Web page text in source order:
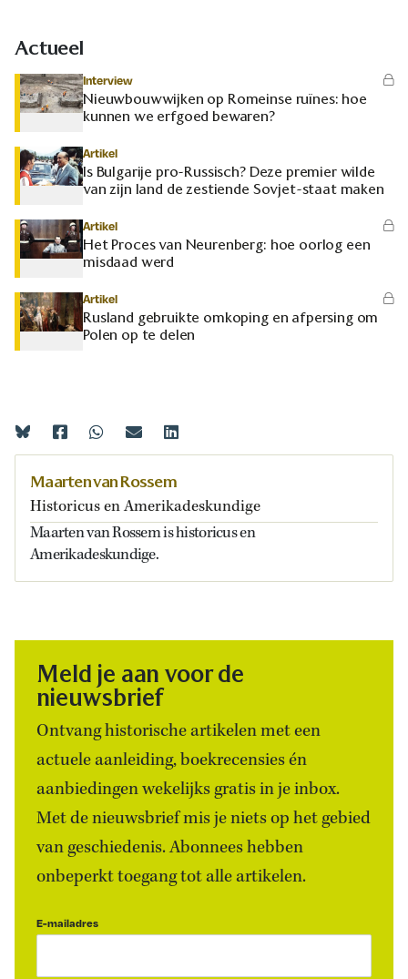
Actueel
Interview
Nieuwbouwwijken op Romeinse ruïnes: hoe
kunnen we erfgoed bewaren?
Artikel
Is Bulgarije pro-Russisch? Deze premier wilde
van zijn land de zestiende Sovjet-staat maken
Artikel
Het Proces van Neurenberg: hoe oorlog een
misdaad werd
Artikel
Rusland gebruikte omkoping en afpersing om
Polen op te delen
Maarten van Rossem
Historicus en Amerikadeskundige
Maarten van Rossem is historicus en
Amerikadeskundige.
Meld je aan voor de
nieuwsbrief
Ontvang historische artikelen met een
actuele aanleiding, boekrecensies én
aanbiedingen wekelijks gratis in je inbox.
Met de nieuwsbrief mis je niets op het gebied
van geschiedenis. Abonnees hebben
onbeperkt toegang tot alle artikelen.
E-mailadres